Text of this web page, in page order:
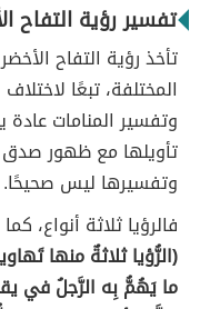
تفسير رؤية التفاح
تأخذ رؤية التفاح
المختلفة، تبعًا
وتفسير المنامات
تأويلها مع ظهور صدق
وتفسيرها ليس صحيحًا.
فالرؤيا ثلاثة أنواع،
(الرُّؤيا ثلاثةٌ منها
ما يَهُمُّ بِه الرَّجلُ في